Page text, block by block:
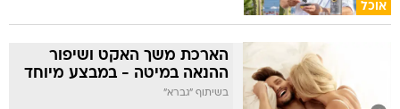
אוכל
הארכת משך האקט ושיפור
ההנאה במיטה - במבצע מיוחד
בשיתוף "גברא"